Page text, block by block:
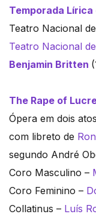
Temporada
Teatro Nacional
Teatro Nacional
Benjamin Britten
The Rape of
Ópera em dois atos
com libreto de
segundo André
Coro Masculino –
Coro Feminino –
Collatinus – Luís